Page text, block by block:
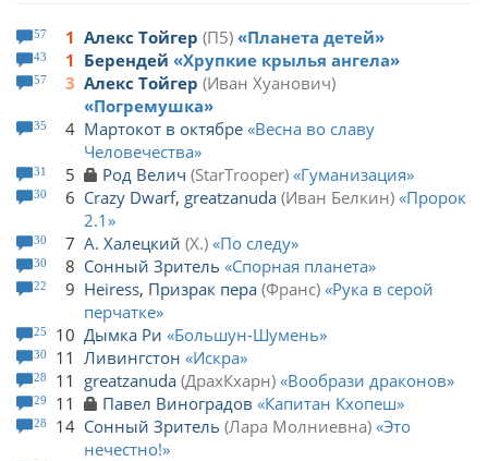
57 1 Алекс Тойгер П5 Планета детей
43 1 Берендей Хрупкие крылья ангела
57 3 Алекс Тойгер Иван Хуанович
Погремушка
35 4 Мартокот в октябре Весна во славу
Человечества
31 5 Род Велич StarTrooper Гуманизация
30 6 Crazy Dwarf, greatzanuda Иван Белкин
Пророк
2.1
30 7 А. Халецкий Х. По следу
30 8 Сонный Зритель Спорная планета
22 9 Heiress, Призрак пера Франс
Рука в серой
перчатке
25 10 Дымка Ри Большун-Шумень
30 11 Ливингстон Искра
28 11 greatzanuda ДрахКхарн Вообрази драконов
29 11 Павел Виноградов Капитан Кхопеш
28 14 Сонный Зритель Лара Молниевна
Это
нечестно!